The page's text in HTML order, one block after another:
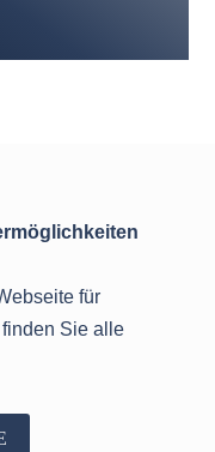
für
Sie alle